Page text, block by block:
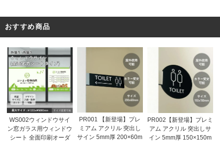
おすすめ商品
WS002ウィンドウサイ
ン窓ガラス用ウィンドウ
シート 全面印刷オーダ
PR001 【新登場】プレ
ミアム アクリル 突出し
サイン 5mm厚 200×60m
PR002【新登場】プレミ
アム アクリル 突出しサ
イン 5mm厚 150×150m